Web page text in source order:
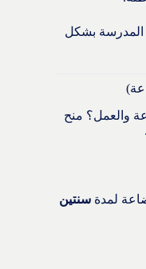
المدرسة بشكل
والعمل؟ منح
لمدة سنتين